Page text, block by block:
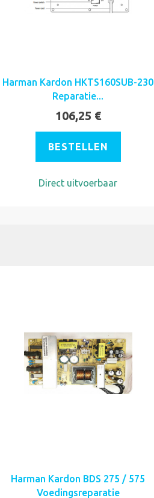
Harman Kardon HKTS160SUB-230
Reparatie...
106,25 €
BESTELLEN
Direct uitvoerbaar
Harman Kardon BDS 275 / 575
Voedingsreparatie